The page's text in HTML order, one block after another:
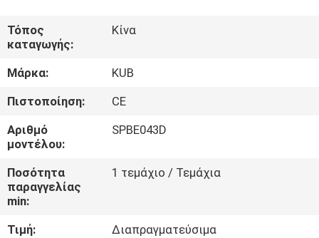
ΠΕΡΊΠΟΥ
ΕΜΕΊΣ
ΓΎΡΟΣ
ΕΡΓΟΣΤΑΣΊΩΝ
ΠΟΙΟΤΙΚΌΣ
Τόπος
καταγωγής:
Κίνα
Μάρκα:
KUB
Πιστοποίηση:
CE
Αριθμό
μοντέλου:
SPBE043D
Ποσότητα
παραγγελίας
min:
1 τεμάχιο / Τεμάχια
Τιμή:
Διαπραγματεύσιμα